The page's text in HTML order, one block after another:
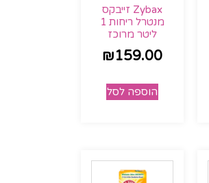
Zybax זייבקס
מנטרל ריחות 1
ליטר מרוכז
₪159.00
הוספה לסל